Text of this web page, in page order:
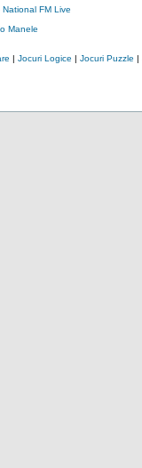
National FM Live
Manele
| Jocuri Logice | Jocuri Puzzle |